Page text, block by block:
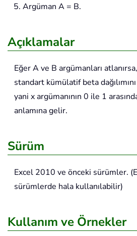
Argüman A = B.
Açıklamalar
Eğer A ve B argümanları
standart kümülatif beta
yani x argümanının 0 ile 1
anlamına gelir.
Sürüm
Excel 2010 ve önceki sürümler.
sürümlerde hala kullanılabilir)
Kullanım ve Örnekler